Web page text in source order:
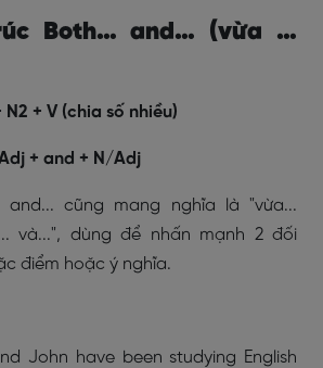
Both… and… (vừa …
N2 + V (chia số nhiều)
+ and + N/Adj
cũng mang nghĩa là "vừa...
và...", dùng để nhấn mạnh 2 đối
điểm hoặc ý nghĩa.
John have been studying English